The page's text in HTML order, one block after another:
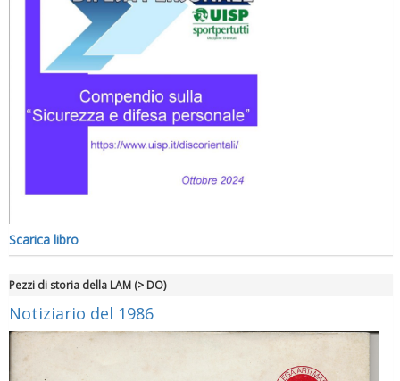
Scarica libro
Pezzi di storia della LAM (> DO)
Notiziario del 1986